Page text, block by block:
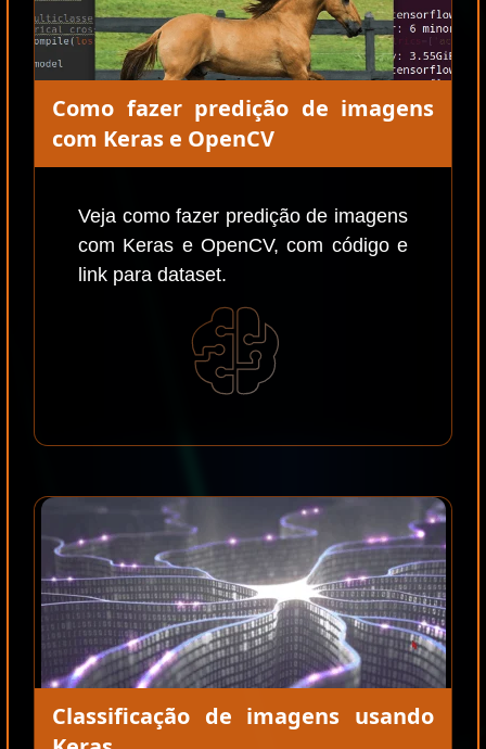
Como fazer predição de imagens
com Keras e OpenCV
Veja como fazer predição de imagens
com Keras e OpenCV, com código e
link para dataset.
Classificação de imagens usando